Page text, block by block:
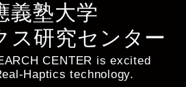
義塾大学
ス研究センター
CENTER is excited
Haptics technology.